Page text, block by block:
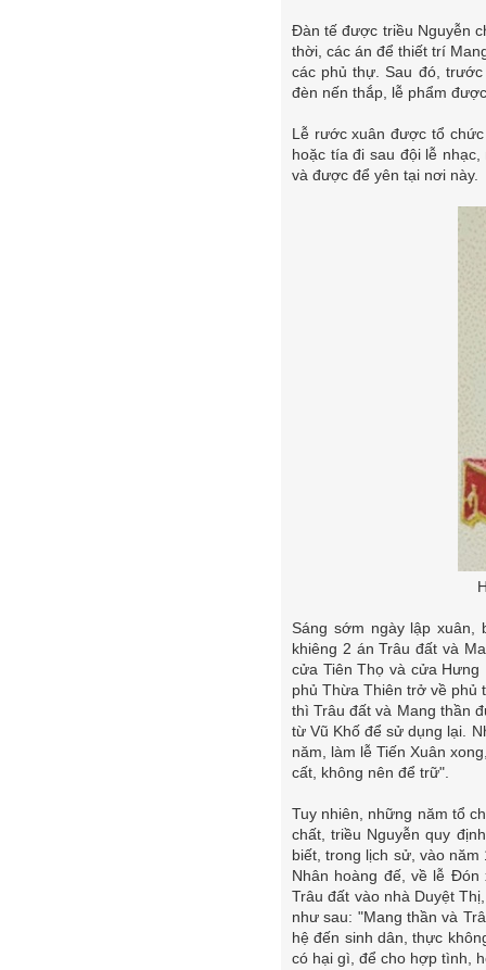
Đàn tế được triều Nguyễn
thời, các án để thiết trí
các phủ thự. Sau đó,
đèn nến thắp, lễ phẩm
Lễ rước xuân được tổ
hoặc tía đi sau đội lễ
và được để yên tại nơi này.
Sáng sớm ngày lập xuân,
khiêng 2 án Trâu đất và
cửa Tiên Thọ và cửa
phủ Thừa Thiên trở về phủ
thì Trâu đất và Mang thần
từ Vũ Khố để sử dụng lại.
năm, làm lễ Tiến Xuân
cất, không nên để trữ".
Tuy nhiên, những năm tổ
chất, triều Nguyễn quy
biết, trong lịch sử, vào
Nhân hoàng đế, về lễ Đón
Trâu đất vào nhà Duyệt
như sau: "Mang thần và
hệ đến sinh dân, thực
có hại gì, để cho hợp tình,